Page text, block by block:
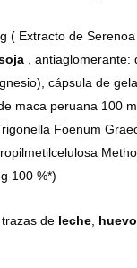
( Extracto de
, antiaglomerante:
cápsula de
maca peruana 100
Foenum
100 %*)
de leche, huevo